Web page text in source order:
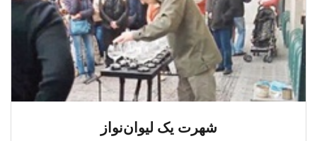
شهرت یک لیوان‌نواز